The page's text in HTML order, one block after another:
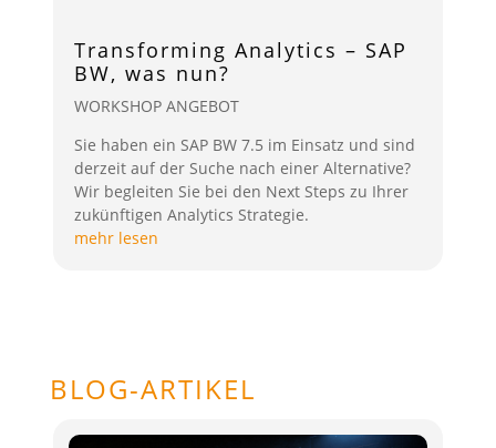
Transforming Analytics – SAP
BW, was nun?
WORKSHOP ANGEBOT
Sie haben ein SAP BW 7.5 im Einsatz und sind
derzeit auf der Suche nach einer Alternative?
Wir begleiten Sie bei den Next Steps zu Ihrer
zukünftigen Analytics Strategie.
mehr lesen
BLOG-ARTIKEL